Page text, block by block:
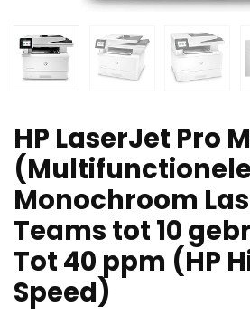
HP LaserJet Pro
(Multifunctionele
Monochroom
Teams tot 10
Tot 40 ppm (HP
Speed)